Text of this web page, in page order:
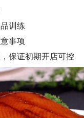
训练
事项
证初期开店可控